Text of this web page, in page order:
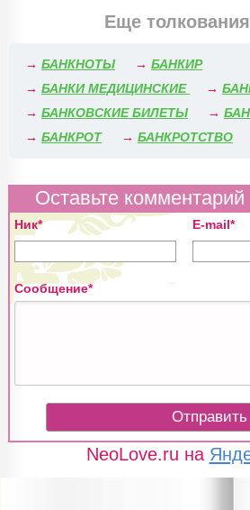
Еще
→ БАНКНОТЫ → БАНКИР
→ БАНКИ МЕДИЦИНСКИЕ →
→ БАНКОВСКИЕ БИЛЕТЫ →
→ БАНКРОТ → БАНКРОТСТВО
Оставьте комментарий
Ник* E-mail*
Сообщение*
NeoLove.ru на